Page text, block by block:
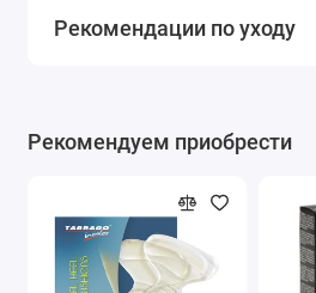
Рекомендации по уходу
Рекомендуем приобрести